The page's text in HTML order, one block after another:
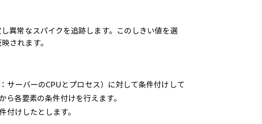
異常なスパイクを追跡します。このしきい値を選
されます。
サーバーのCPUとプロセス）に対して条件付けして
各要素の条件付けを行えます。
けしたとします。